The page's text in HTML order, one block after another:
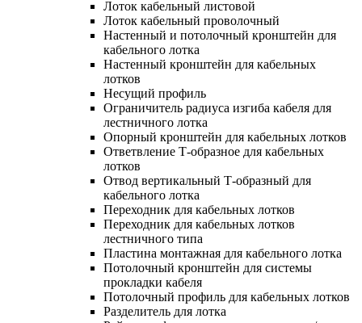
Лоток кабельный листовой
Лоток кабельный проволочный
Настенный и потолочный кронштейн для
кабельного лотка
Настенный кронштейн для кабельных
лотков
Несущий профиль
Ограничитель радиуса изгиба кабеля для
лестничного лотка
Опорный кронштейн для кабельных лотков
Ответвление Т-образное для кабельных
лотков
Отвод вертикальный Т-образный для
кабельного лотка
Переходник для кабельных лотков
Переходник для кабельных лотков
лестничного типа
Пластина монтажная для кабельного лотка
Потолочный кронштейн для системы
прокладки кабеля
Потолочный профиль для кабельных лотков
Разделитель для лотка